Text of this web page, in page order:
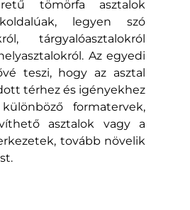
tömörfa asztalok
legyen szó
tárgyalóasztalokról
Az egyedi
teszi, hogy az asztal
térhez és igényekhez
formatervek,
asztalok vagy a
tovább növelik